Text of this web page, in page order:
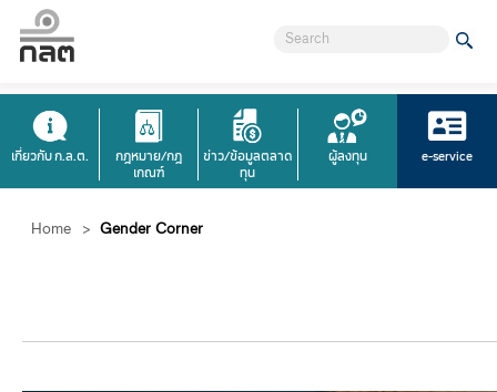
เกี่ยวกับ ก.ล.ต.
กฎหมาย/กฎ
เกณฑ์
ข่าว/ข้อมูลตลาด
ทุน
ผู้ลงทุน e-service
Home > Gender Corner